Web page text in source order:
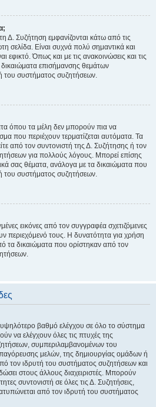
Δ. Συζήτηση εμφανίζονται κάτω από τις
σελίδα. Είναι συχνά πολύ σημαντικά και
εφικτό. Όπως και με τις ανακοινώσεις και τις
δικαιώματα επισήμανσης θεμάτων
του συστήματος συζητήσεων.
όπου τα μέλη δεν μπορούν πια να
που περιέχουν τερματίζεται αυτόματα. Τα
από τον συντονιστή της Δ. Συζήτησης ή τον
για πολλούς λόγους. Μπορεί επίσης
σας θέματα, ανάλογα με τα δικαιώματα που
του συστήματος συζητήσεων.
εικόνες από τον συγγραφέα σχετιζόμενες
περιεχόμενό τους. Η δυνατότητα για χρήση
τα δικαιώματα που ορίστηκαν από τον
υψηλότερο βαθμό ελέγχου σε όλο το σύστημα
να ελέγχουν όλες τις πτυχές της
συμπεριλαμβανομένων του
μελών, της δημιουργίας ομάδων ή
τον ιδρυτή του συστήματος συζητήσεων και
στους άλλους διαχειριστές. Μπορούν
συντονιστή σε όλες τις Δ. Συζητήσεις,
από τον ιδρυτή του συστήματος